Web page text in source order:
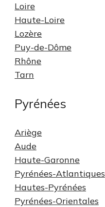
Loire
Haute-Loire
Lozère
Puy-de-Dôme
Rhône
Tarn
Pyrénées
Ariège
Aude
Haute-Garonne
Pyrénées-Atlantiques
Hautes-Pyrénées
Pyrénées-Orientales